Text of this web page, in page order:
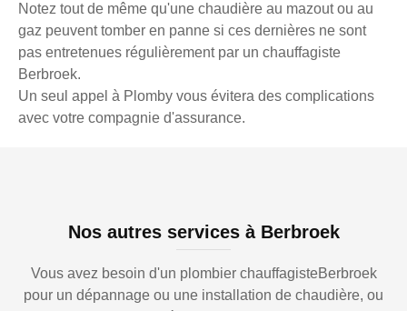
Notez tout de même qu'une chaudière au mazout ou au
gaz peuvent tomber en panne si ces dernières ne sont
pas entretenues régulièrement par un chauffagiste
Berbroek.
Un seul appel à Plomby vous évitera des complications
avec votre compagnie d'assurance.
Nos autres services à Berbroek
Vous avez besoin d'un plombier chauffagisteBerbroek
pour un dépannage ou une installation de chaudière, ou